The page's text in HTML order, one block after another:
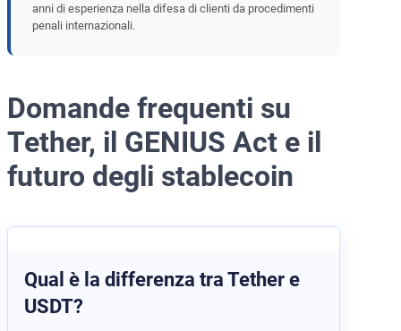
anni di esperienza nella difesa di clienti da procedimenti
penali internazionali.
Domande frequenti su
Tether, il GENIUS Act e il
futuro degli stablecoin
Qual è la differenza tra Tether e
USDT?